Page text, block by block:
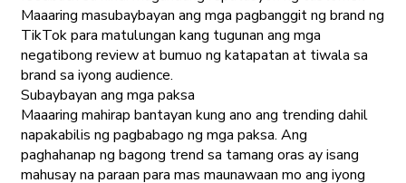
Maaaring masubaybayan ang mga pagbanggit ng brand ng
TikTok para matulungan kang tugunan ang mga
negatibong review at bumuo ng katapatan at tiwala sa
brand sa iyong audience.
Subaybayan ang mga paksa
Maaaring mahirap bantayan kung ano ang trending dahil
napakabilis ng pagbabago ng mga paksa. Ang
paghahanap ng bagong trend sa tamang oras ay isang
mahusay na paraan para mas maunawaan mo ang iyong